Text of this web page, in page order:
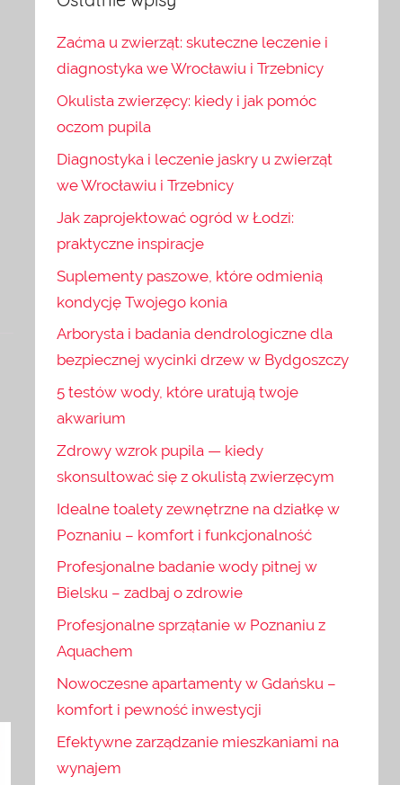
Zaćma u zwierząt: skuteczne leczenie i
diagnostyka we Wrocławiu i Trzebnicy
Okulista zwierzęcy: kiedy i jak pomóc
oczom pupila
Diagnostyka i leczenie jaskry u zwierząt
we Wrocławiu i Trzebnicy
Jak zaprojektować ogród w Łodzi:
praktyczne inspiracje
Suplementy paszowe, które odmienią
kondycję Twojego konia
Arborysta i badania dendrologiczne dla
bezpiecznej wycinki drzew w Bydgoszczy
5 testów wody, które uratują twoje
akwarium
Zdrowy wzrok pupila — kiedy
skonsultować się z okulistą zwierzęcym
Idealne toalety zewnętrzne na działkę w
Poznaniu – komfort i funkcjonalność
Profesjonalne badanie wody pitnej w
Bielsku – zadbaj o zdrowie
Profesjonalne sprzątanie w Poznaniu z
Aquachem
Nowoczesne apartamenty w Gdańsku –
komfort i pewność inwestycji
Efektywne zarządzanie mieszkaniami na
wynajem